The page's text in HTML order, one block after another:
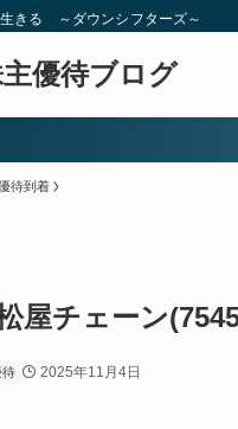
きる ～ダウンシフターズ～
優待ブログ
待到着
屋チェーン
待 2025年11月4日